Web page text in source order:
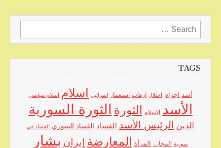
Search
for:
TAGS
أسد اجرام احتلال ارهاب استعمار اسرائيل اسلام اسلام سياسي
الأسد الاسلام الثورة الثورة السورية
الدين الرئيس الأسد الفساد الفساد السوري الفساد في
سورية المجازر المرأة المعارضة ايران بشار